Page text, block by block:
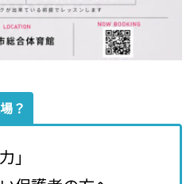
？
」